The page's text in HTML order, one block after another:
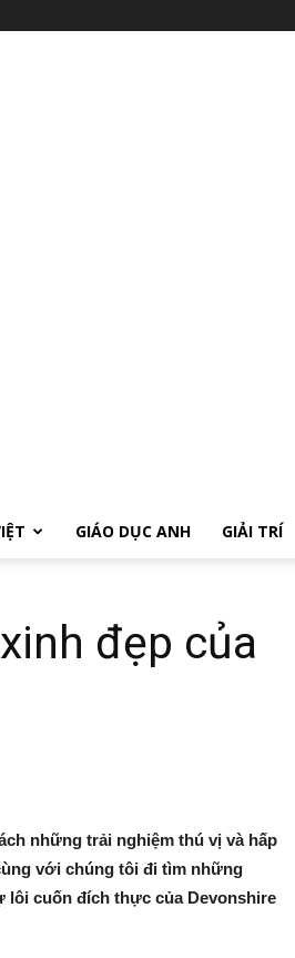
GIÁO DỤC ANH GIẢI TRÍ
đẹp của
những trải nghiệm thú vị và hấp
với chúng tôi đi tìm những
lôi cuốn đích thực của Devonshire